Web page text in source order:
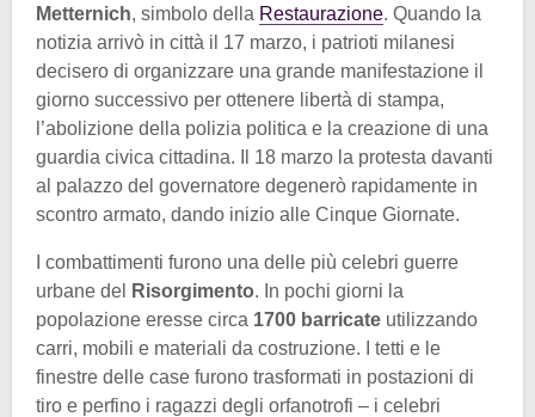
Metternich, simbolo della Restaurazione. Quando la
notizia arrivò in città il 17 marzo, i patrioti milanesi
decisero di organizzare una grande manifestazione il
giorno successivo per ottenere libertà di stampa,
l’abolizione della polizia politica e la creazione di una
guardia civica cittadina. Il 18 marzo la protesta davanti
al palazzo del governatore degenerò rapidamente in
scontro armato, dando inizio alle Cinque Giornate.
I combattimenti furono una delle più celebri guerre
urbane del
Risorgimento. In pochi giorni la
popolazione eresse circa 1700 barricate utilizzando
carri, mobili e materiali da costruzione. I tetti e le
finestre delle case furono trasformati in postazioni di
tiro e perfino i ragazzi degli orfanotrofi – i celebri